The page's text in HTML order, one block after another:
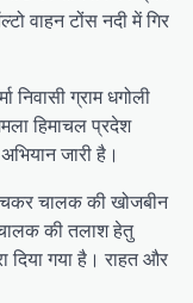
वाहन टोंस नदी में गिर
निवासी ग्राम धगोली
हिमाचल प्रदेश
जारी है।
चालक की खोजबीन
की तलाश हेतु
दिया गया है। राहत और